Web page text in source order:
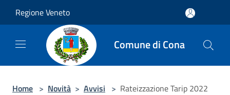
Regione Veneto
Comune di Cona
Home > Novità > Avvisi > Rateizzazione Tarip 2022